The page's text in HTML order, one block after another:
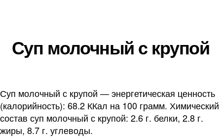
Суп молочный с крупой
Суп молочный с крупой — энергетическая ценность
(калорийность): 68.2 ККал на 100 грамм. Химический
состав суп молочный с крупой: 2.6 г. белки, 2.8 г.
жиры, 8.7 г. углеводы.